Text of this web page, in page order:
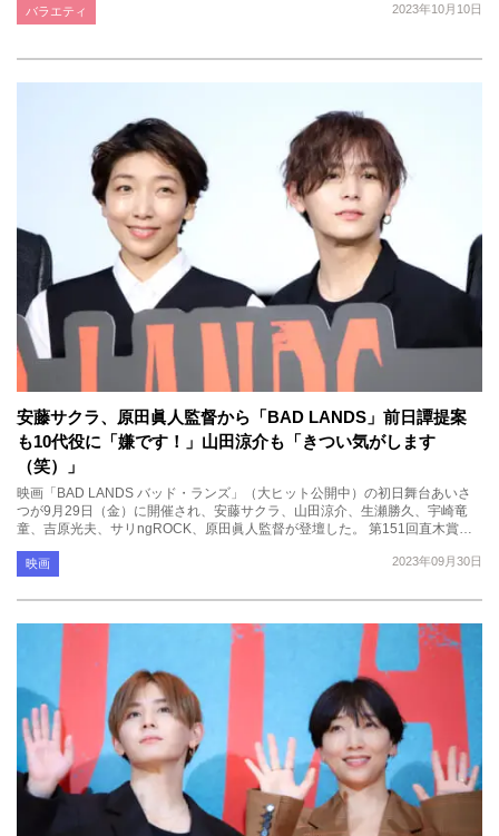
2023年10月10日
バラエティ
安藤サクラ、原田眞人監督から「BAD LANDS」前日譚提案
も10代役に「嫌です！」山田涼介も「きつい気がします
（笑）」
映画「BAD LANDS バッド・ランズ」（大ヒット公開中）の初日舞台あいさ
つが9月29日（金）に開催され、安藤サクラ、山田涼介、生瀬勝久、宇崎竜
童、吉原光夫、サリngROCK、原田眞人監督が登壇した。 第151回直木賞…
2023年09月30日
映画